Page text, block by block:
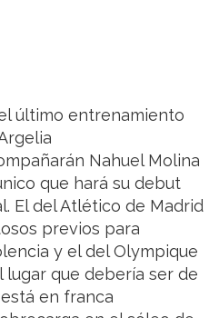
último entrenamiento
Nahuel Molina
que hará su debut
El del Atlético de Madrid
previos para
y el del Olympique
que debería ser de
en franca